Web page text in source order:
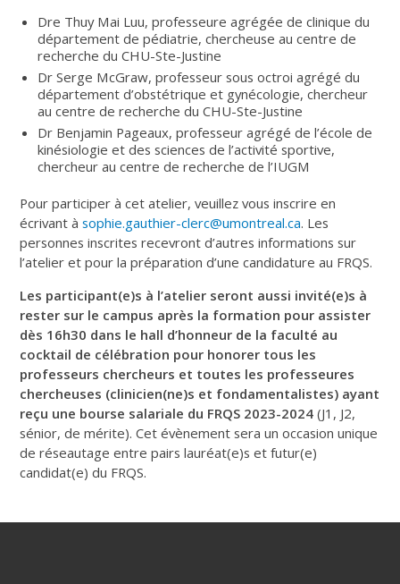
Dre Thuy Mai Luu, professeure agrégée de clinique du
département de pédiatrie, chercheuse au centre de
recherche du CHU-Ste-Justine
Dr Serge McGraw, professeur sous octroi agrégé du
département d’obstétrique et gynécologie, chercheur
au centre de recherche du CHU-Ste-Justine
Dr Benjamin Pageaux, professeur agrégé de l’école de
kinésiologie et des sciences de l’activité sportive,
chercheur au centre de recherche de l’IUGM
Pour participer à cet atelier, veuillez vous inscrire en
écrivant àsophie.gauthier-clerc@umontreal.ca. Les
personnes inscrites recevront d’autres informations sur
l’atelier et pour la préparation d’une candidature au FRQS.
Les participant(e)s à l’atelier seront aussi invité(e)s à
rester sur le campus après la formation pour assister
dès 16h30 dans le hall d’honneur de la faculté au
cocktail de célébration pour honorer tous les
professeurs chercheurs et toutes les professeures
chercheuses (clinicien(ne)s et fondamentalistes) ayant
reçu une bourse salariale du FRQS 2023-2024 (J1, J2,
sénior, de mérite). Cet évènement sera un occasion unique
de réseautage entre pairs lauréat(e)s et futur(e)
candidat(e) du FRQS.